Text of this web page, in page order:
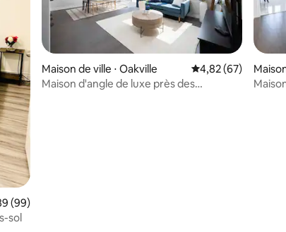
: 4,86 sur 5
moyenne sur la base de 99 commentaires : 4,89 sur 5
(99)
sol
Maison de ville ⋅ Oakville Évaluation
4,82 (67)
Maison d'angle de luxe près des